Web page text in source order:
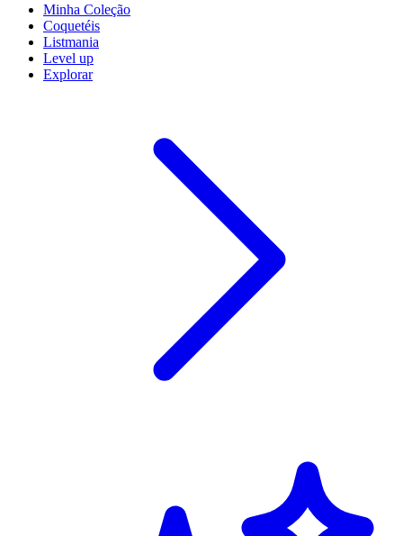
Minha Coleção
Coquetéis
Listmania
Level up
Explorar